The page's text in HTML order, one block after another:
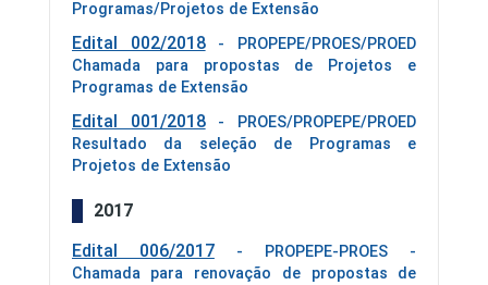
Programas/Projetos de Extensão
Edital 002/2018- PROPEPE/PROES/PROED
Chamada para propostas de Projetos e
Programas de Extensão
Edital 001/2018- PROES/PROPEPE/PROED
Resultado da seleção de Programas e
Projetos de Extensão
2017
Edital 006/2017- PROPEPE-PROES -
Chamada para renovação de propostas de